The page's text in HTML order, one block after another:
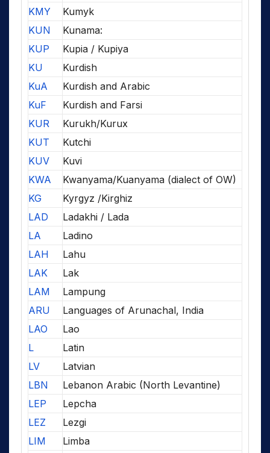
KMY
Kumyk
KUN
Kunama:
KUP
Kupia / Kupiya
KU
Kurdish
KuA
Kurdish and Arabic
KuF
Kurdish and Farsi
KUR
Kurukh/Kurux
KUT
Kutchi
KUV
Kuvi
KWA
Kwanyama/Kuanyama (dialect of OW)
KG
Kyrgyz /Kirghiz
LAD
Ladakhi / Lada
LA
Ladino
LAH
Lahu
LAK
Lak
LAM
Lampung
ARU
Languages of Arunachal, India
LAO
Lao
L
Latin
LV
Latvian
LBN
Lebanon Arabic (North Levantine)
LEP
Lepcha
LEZ
Lezgi
LIM
Limba